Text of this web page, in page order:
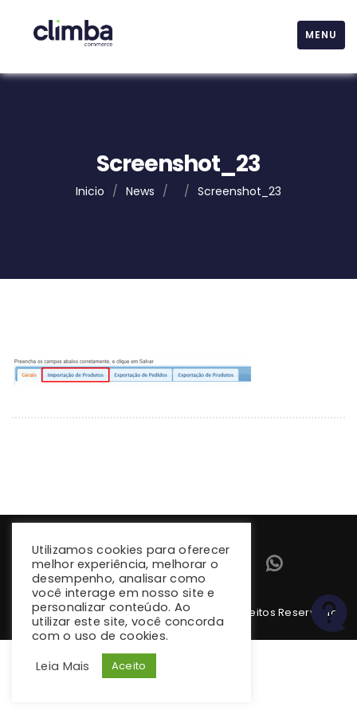
MENU
Screenshot_23
Inicio / News / / Screenshot_23
Copyright 2026 climba.com.br. Todos os Direitos Reservados
Utilizamos cookies para oferecer
melhor experiência, melhorar o
desempenho, analisar como
você interage em nosso site e
personalizar conteúdo. Ao
utilizar este site, você concorda
com o uso de cookies.
Leia Mais
Aceito